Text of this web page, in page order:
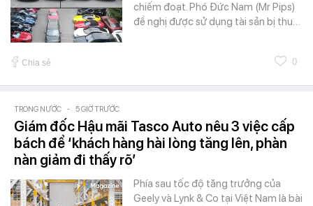
chiếm đoạt. Phó Đức Nam (Mr Pips)
đề nghị được sử dụng tài sản bị thu…
Chia sẻ 0
TRONG NƯỚC - 5 GIỜ TRƯỚC
Giám đốc Hậu mãi Tasco Auto nêu 3 việc cấp
bách để ‘khách hàng hài lòng tăng lên, phàn
nàn giảm đi thấy rõ’
Phía sau tốc độ tăng trưởng của
Geely và Lynk & Co tại Việt Nam là bài